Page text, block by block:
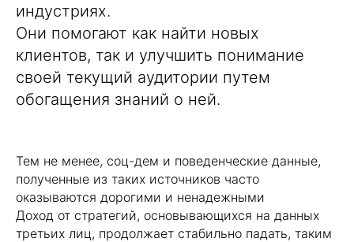
индустриях.
Они помогают как найти новых
клиентов, так и улучшить понимание
своей текущий аудитории путем
обогащения знаний о ней.
Тем не менее, соц-дем и поведенческие данные,
полученные из таких источников часто
оказываются дорогими и ненадежными
Доход от стратегий, основывающихся на данных
третьих лиц, продолжает стабильно падать, таким